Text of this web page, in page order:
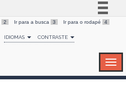
Simplifique!
Comunica BR
2 Ir para a busca 3 Ir para o rodapé 4
IDIOMAS CONTRASTE